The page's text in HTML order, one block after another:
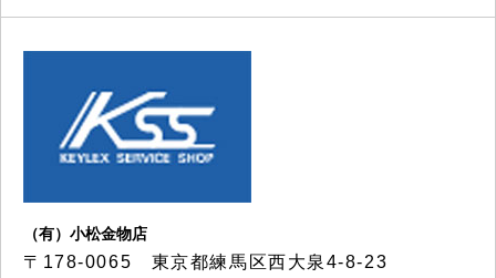
（有）小松金物店
〒178-0065 東京都練馬区西大泉4-8-23